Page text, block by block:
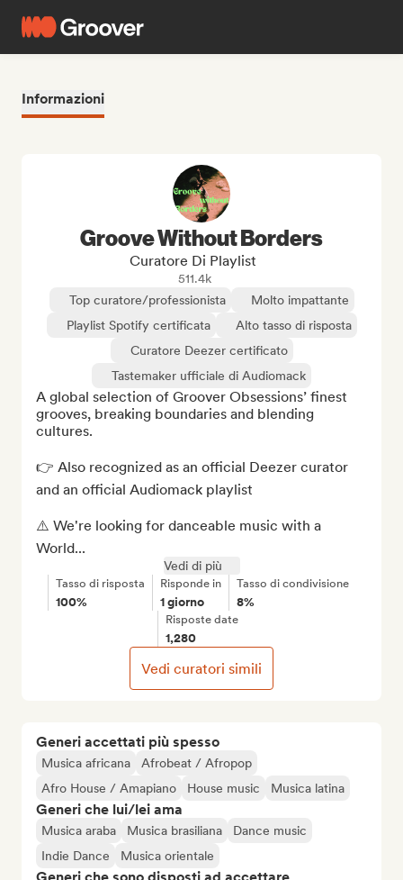
Informazioni
Generi accettati più spesso
Musica africana
Afrobeat / Afropop
Afro House / Amapiano
House music Musica latina
Generi che lui/lei ama
Musica araba Musica brasiliana
Dance music
Indie Dance
Musica orientale
Groove Without Borders
Curatore Di Playlist
511.4k
Top curatore/professionista
Molto impattante
Playlist Spotify certificata
Alto tasso di risposta
Curatore Deezer certificato
Tastemaker ufficiale di Audiomack
A global selection of Groover Obsessions’ finest
grooves, breaking boundaries and blending
cultures.
👉 Also recognized as an official Deezer curator
and an official Audiomack playlist
⚠️ We're looking for danceable music with a
World...
Vedi di più
Tasso di risposta
100%
Risponde in
1 giorno
Tasso di condivisione
8%
Risposte date
1,280
Vedi curatori simili